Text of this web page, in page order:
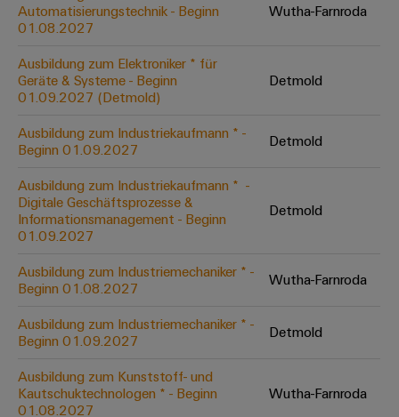
Verbindungslösungen
für
Konventionelle
Energieerzeugung
Zukunftssicherheit
für
bewährte
Maschinenbau
Lösungen
für
verschiedene
Segmente
der
und
Fabrikautomation
Öl
&
Systeme
Lösungen
Dezentrale
Automatisierung
Lösungen
IIoT
&
Automation
Software
Industrial
Industrial
Elektronikgehäuse
Blitz-
und
Überspannungsschutz
PV
Feldbusverteiler
Automatisierung
&
Software
I/O-
Technischer
Support
Umweltbezogene
Produktkonformität
Engineering
Daten
Technische
Produktkataloge
Reparatur
und
Ersatzteile
Trainings
Webinare
Pressekontakt
Unsere
IIoT
and
Partner
Netzwerk
IIoT
Automation
Solution
Offene
Ausbildungs-
und
Studienplätze
Aktuelle
Termine
Workshops
für
Schulklassen
Automatisierungstechnik - Beginn
01.08.2027
Wutha-Farnroda
Ausbildung zum Elektroniker * für
Geräte & Systeme - Beginn
01.09.2027 (Detmold)
Detmold
Ausbildung zum Industriekaufmann * -
Beginn 01.09.2027
Detmold
Ausbildung zum Industriekaufmann * ​ -
Digitale Geschäftsprozesse &
Informationsmanagement - Beginn
01.09.2027
Detmold
Ausbildung zum Industriemechaniker * -
Beginn 01.08.2027
Wutha-Farnroda
Ausbildung zum Industriemechaniker * -
Beginn 01.09.2027
Detmold
Ausbildung zum Kunststoff- und
Kautschuktechnologen * - Beginn
01.08.2027
Wutha-Farnroda